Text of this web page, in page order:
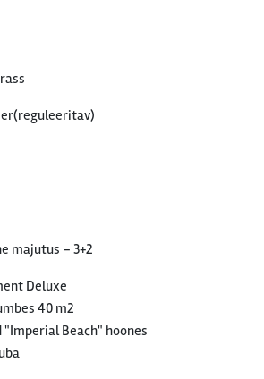
majutus – 3+2
Deluxe
40 m2
"Imperial Beach" hoones